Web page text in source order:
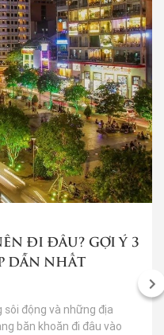
ĐI ĐÂU? GỢI Ý 3
DẪN NHẤT
sôi động và những địa
băn khoăn đi đâu vào